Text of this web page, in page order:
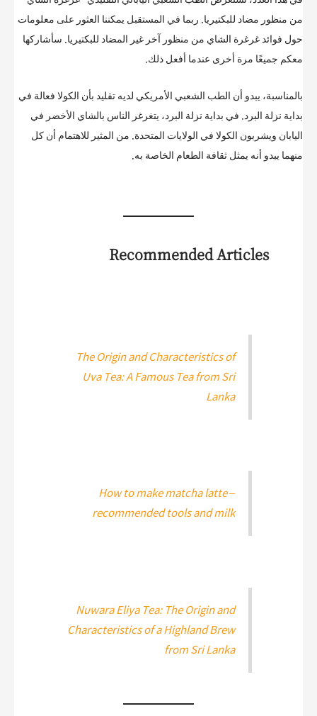
من منظور مضاد للبكتيريا. ربما في المستقبل يمكننا العثور على معلومات
حول فوائد غرغرة الشاي من منظور آخر غير المضاد للبكتيريا. سأشاركها
معكم جميعًا مرة أخرى عندما أفعل ذلك.
بالمناسبة، يبدو أن الطب الشعبي الأمريكي لديه تقليد بأن الكولا فعالة في
بداية نزلة البرد. في بداية نزلة البرد، يتغرغر الناس بالشاي الأخضر في
اليابان ويشربون الكولا في الولايات المتحدة. من المثير للاهتمام أن كل
منهما يبدو أنه يمثل ثقافة الطعام الخاصة به.
Recommended Articles
The Origin and Characteristics of
Uva Tea: A Famous Tea from Sri
Lanka
How to make matcha latte –
recommended tools and milk
Nuwara Eliya Tea: The Origin and
Characteristics of a Highland Brew
from Sri Lanka